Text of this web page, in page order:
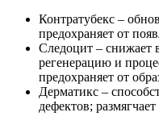
Контратубекс –
предохраняет от
Следоцит – снижает
регенерацию и
предохраняет от
Дерматикс –
дефектов;